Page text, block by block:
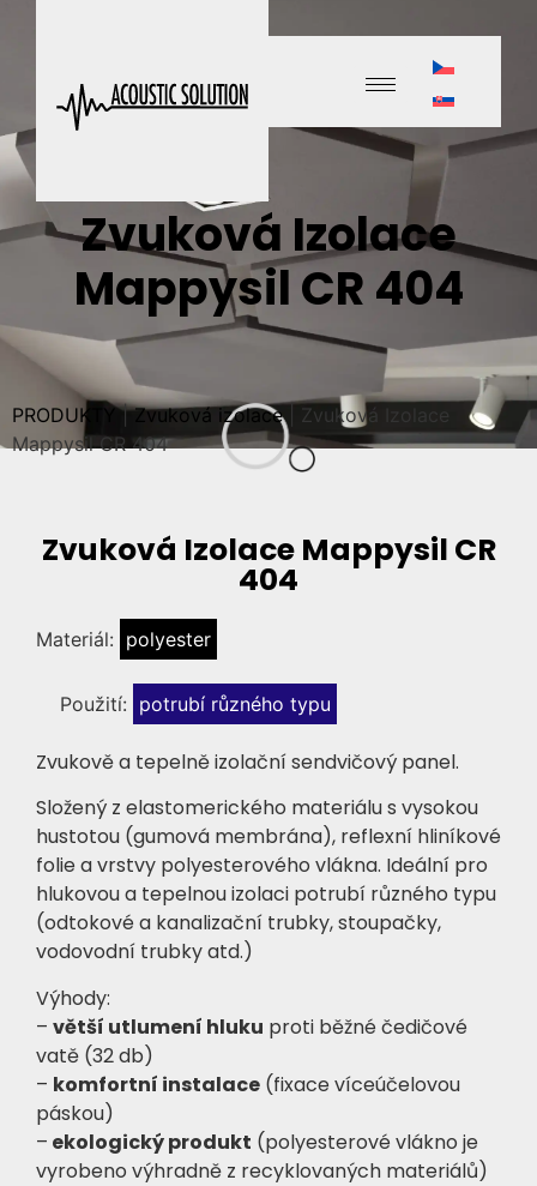
Zvuková Izolace
Mappysil CR 404
PRODUKTY|Zvuková izolace| Zvuková Izolace
Mappysil CR 404
Zvuková Izolace Mappysil CR
404
Materiál: polyester
Použití: potrubí různého typu
Zvukově a tepelně izolační sendvičový panel.
Složený z elastomerického materiálu s vysokou
hustotou (gumová membrána), reflexní hliníkové
folie a vrstvy polyesterového vlákna. Ideální pro
hlukovou a tepelnou izolaci potrubí různého typu
(odtokové a kanalizační trubky, stoupačky,
vodovodní trubky atd.)
Výhody:
– větší utlumení hluku proti běžné čedičové
vatě (32 db)
– komfortní instalace (fixace víceúčelovou
páskou)
– ekologický produkt (polyesterové vlákno je
vyrobeno výhradně z recyklovaných materiálů)